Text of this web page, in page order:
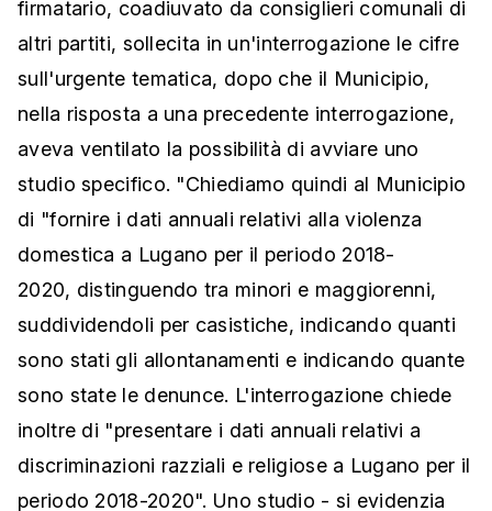
firmatario, coadiuvato da consiglieri comunali di
altri partiti, sollecita in un'interrogazione le cifre
sull'urgente tematica, dopo che il Municipio,
nella risposta a una precedente interrogazione,
aveva ventilato la possibilità di avviare uno
studio specifico. "Chiediamo quindi al Municipio
di "fornire i dati annuali relativi alla violenza
domestica a Lugano per il periodo 2018-
2020, distinguendo tra minori e maggiorenni,
suddividendoli per casistiche, indicando quanti
sono stati gli allontanamenti e indicando quante
sono state le denunce. L'interrogazione chiede
inoltre di "presentare i dati annuali relativi a
discriminazioni razziali e religiose a Lugano per il
periodo 2018-2020". Uno studio - si evidenzia